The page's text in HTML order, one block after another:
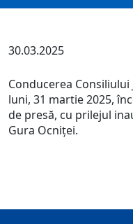
30.03.2025
Conducerea
luni, 31 martie 2025,
de presă, cu prilejul
Gura Ocniței.